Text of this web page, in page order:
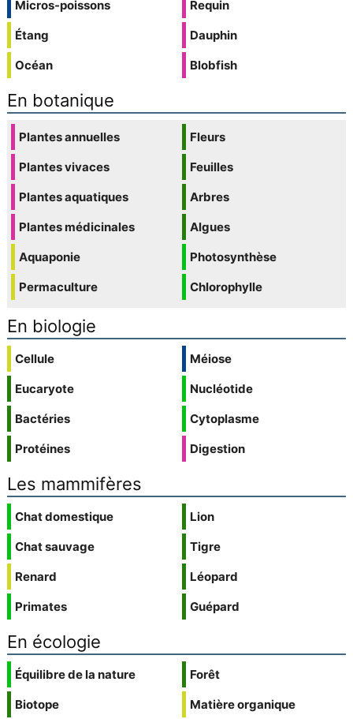
Micros-poissons
Étang
Océan
Requin
Dauphin
Blobfish
En botanique
Plantes annuelles
Plantes vivaces
Plantes aquatiques
Plantes médicinales
Aquaponie
Permaculture
Fleurs
Feuilles
Arbres
Algues
Photosynthèse
Chlorophylle
En biologie
Cellule
Eucaryote
Bactéries
Protéines
Méiose
Nucléotide
Cytoplasme
Digestion
Les mammifères
Chat domestique
Chat sauvage
Renard
Primates
Lion
Tigre
Léopard
Guépard
En écologie
Équilibre de la nature
Biotope
Forêt
Matière organique